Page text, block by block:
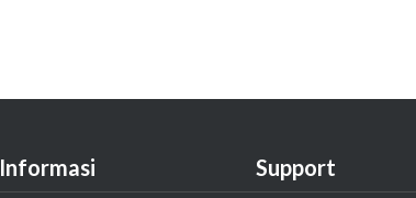
Informasi Support